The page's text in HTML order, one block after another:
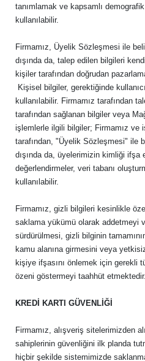
tanımlamak ve kapsamlı
kullanılabilir.
Firmamız, Üyelik Sözleşmesi ile
dışında da, talep edilen bilgileri
kişiler tarafından doğrudan
Kişisel bilgiler, gerektiğinde
kullanılabilir. Firmamız tarafından
tarafından sağlanan bilgiler veya
işlemlerle ilgili bilgiler; Firmamız ve
tarafından, "Üyelik Sözleşmesi" ile
dışında da, üyelerimizin kimliği
değerlendirmeler, veri tabanı
kullanılabilir.
Firmamız, gizli bilgileri kesinlikle
saklama yükümü olarak addetmeyi
sürdürülmesi, gizli bilginin
kamu alanına girmesini veya
kişiye ifşasını önlemek için gerekli
özeni göstermeyi taahhüt etmektedir.
KREDİ KARTI GÜVENLİĞİ
Firmamız, alışveriş sitelerimizden
sahiplerinin güvenliğini ilk planda
hiçbir şekilde sistemimizde